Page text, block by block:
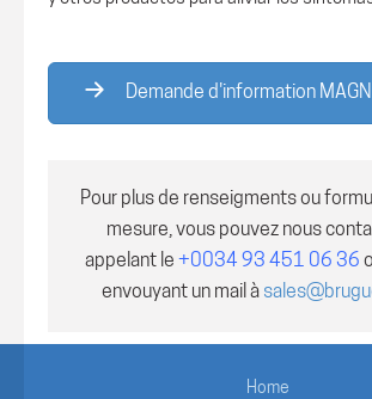
Demande d'information
Pour plus de renseigments ou
mesure, vous pouvez nous
appelant le +0034 93 451 06 36
envouyant un mail à
Home